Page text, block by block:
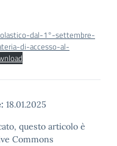
dal-1°-settembre-
di-accesso-al-
18.01.2025
questo articolo è
Commons